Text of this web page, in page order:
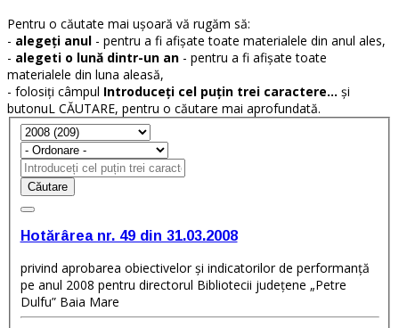
Pentru o căutate mai ușoară vă rugăm să:
- alegeți anul - pentru a fi afișate toate materialele din anul ales,
- alegeti o lună dintr-un an - pentru a fi afișate toate
materialele din luna aleasă,
- folosiți câmpul Introduceți cel puțin trei caractere... și
butonuL CĂUTARE, pentru o căutare mai aprofundată.
Căutare
Hotărârea nr. 49 din 31.03.2008
privind aprobarea obiectivelor şi indicatorilor de performanţă
pe anul 2008 pentru directorul Bibliotecii judeţene „Petre
Dulfu” Baia Mare